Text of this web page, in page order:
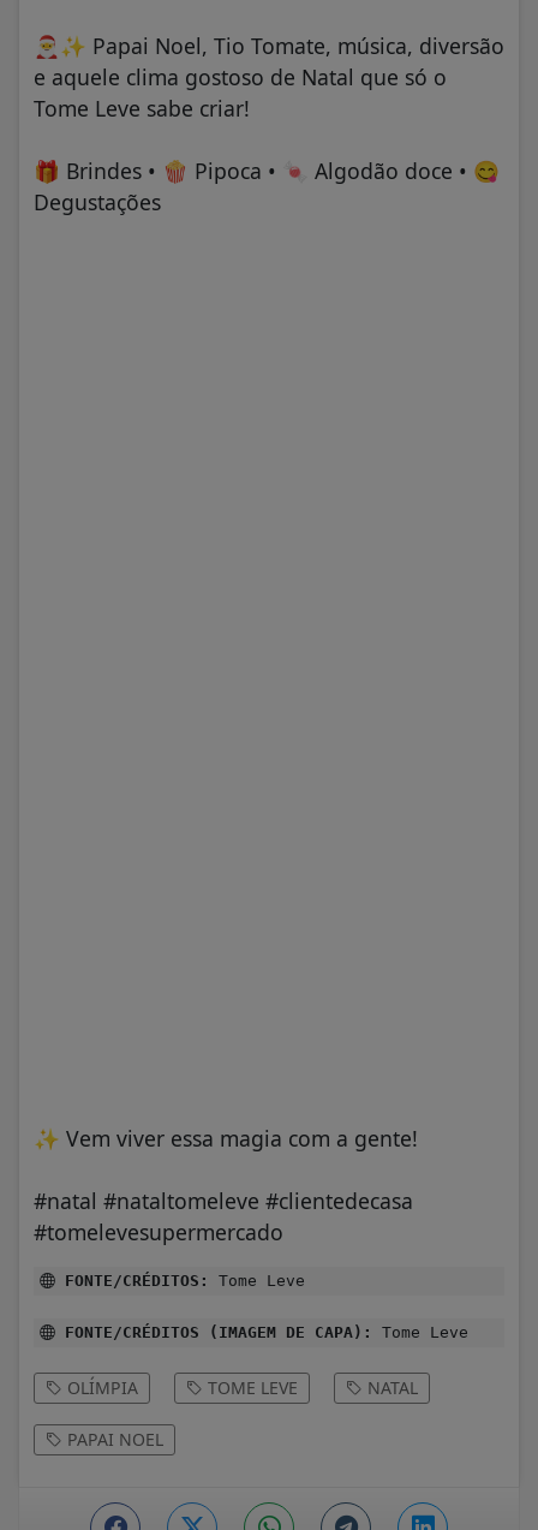
🎅 ✨ Papai Noel, Tio Tomate, música, diversão
e aquele clima gostoso de Natal que só o
Tome Leve sabe criar!
🎁 Brindes • 🍿 Pipoca • 🍬 Algodão doce • 😋
Degustações
✨ Vem viver essa magia com a gente!
#natal #nataltomeleve #clientedecasa
#tomelevesupermercado
FONTE/CRÉDITOS: Tome Leve
FONTE/CRÉDITOS (IMAGEM DE CAPA): Tome Leve
OLÍMPIA TOME LEVE NATAL
PAPAI NOEL